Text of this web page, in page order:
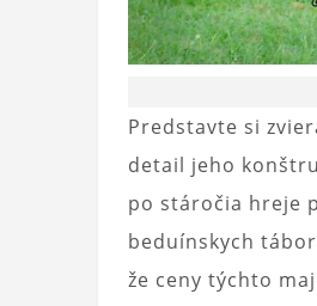
Predstavte si
detail jeho
po stáročia hreje
beduínskych
že ceny týchto